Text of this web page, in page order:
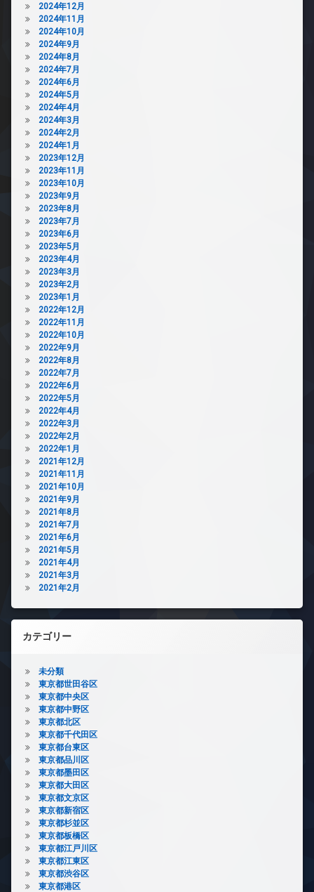
2024年12月
2024年11月
2024年10月
2024年9月
2024年8月
2024年7月
2024年6月
2024年5月
2024年4月
2024年3月
2024年2月
2024年1月
2023年12月
2023年11月
2023年10月
2023年9月
2023年8月
2023年7月
2023年6月
2023年5月
2023年4月
2023年3月
2023年2月
2023年1月
2022年12月
2022年11月
2022年10月
2022年9月
2022年8月
2022年7月
2022年6月
2022年5月
2022年4月
2022年3月
2022年2月
2022年1月
2021年12月
2021年11月
2021年10月
2021年9月
2021年8月
2021年7月
2021年6月
2021年5月
2021年4月
2021年3月
2021年2月
カテゴリー
未分類
東京都世田谷区
東京都中央区
東京都中野区
東京都北区
東京都千代田区
東京都台東区
東京都品川区
東京都墨田区
東京都大田区
東京都文京区
東京都新宿区
東京都杉並区
東京都板橋区
東京都江戸川区
東京都江東区
東京都渋谷区
東京都港区